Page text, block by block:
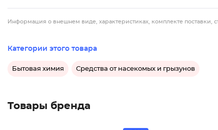
Информация о внешнем виде, характеристиках, комплекте поставки,
Категории этого товара
Бытовая химия Средства от насекомых и грызунов
Товары бренда